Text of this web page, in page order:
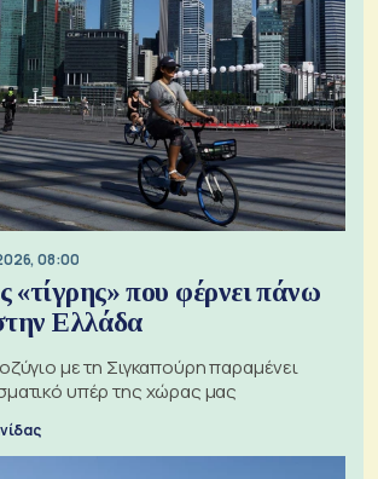
08:00
«τίγρης» που φέρνει πάνω
Ελλάδα
με τη Σιγκαπούρη παραμένει
υπέρ της χώρας μας